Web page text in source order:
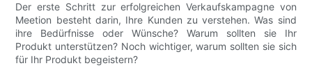
Der erste Schritt zur erfolgreichen Verkaufskampagne von
Meetion besteht darin, Ihre Kunden zu verstehen. Was sind
ihre Bedürfnisse oder Wünsche? Warum sollten sie Ihr
Produkt unterstützen? Noch wichtiger, warum sollten sie sich
für Ihr Produkt begeistern?